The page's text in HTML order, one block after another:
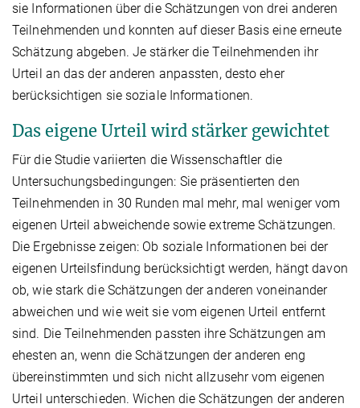
sie Informationen über die Schätzungen von drei anderen
Teilnehmenden und konnten auf dieser Basis eine erneute
Schätzung abgeben. Je stärker die Teilnehmenden ihr
Urteil an das der anderen anpassten, desto eher
berücksichtigen sie soziale Informationen.
Das eigene Urteil wird stärker gewichtet
Für die Studie variierten die Wissenschaftler die
Untersuchungsbedingungen: Sie präsentierten den
Teilnehmenden in 30 Runden mal mehr, mal weniger vom
eigenen Urteil abweichende sowie extreme Schätzungen.
Die Ergebnisse zeigen: Ob soziale Informationen bei der
eigenen Urteilsfindung berücksichtigt werden, hängt davon
ob, wie stark die Schätzungen der anderen voneinander
abweichen und wie weit sie vom eigenen Urteil entfernt
sind. Die Teilnehmenden passten ihre Schätzungen am
ehesten an, wenn die Schätzungen der anderen eng
übereinstimmten und sich nicht allzusehr vom eigenen
Urteil unterschieden. Wichen die Schätzungen der anderen